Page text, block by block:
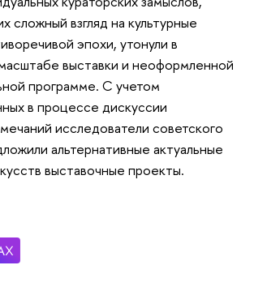
сложный взгляд на культурные
эпохи, утонули в
выставки и неоформленной
программе. С учетом
в процессе дискуссии
исследователи советского
альтернативные актуальные
выставочные проекты.